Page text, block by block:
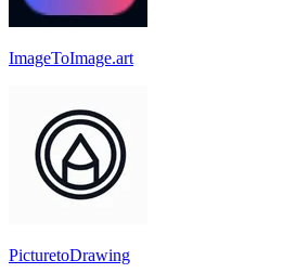
ImageToImage.art
PicturetoDrawing